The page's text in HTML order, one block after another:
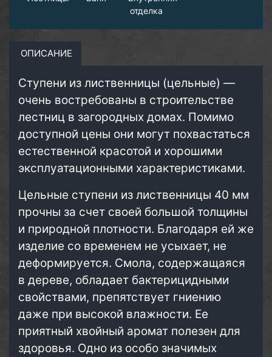
отделка
ОПИСАНИЕ
Ступени из лиственницы (цельные) —
очень востребованы в строительстве
лестниц в загородных домах. Помимо
доступной цены они могут похвастаться
естественной красотой и хорошими
эксплуатационными характеристиками.
Цельные ступени из лиственницы 40 мм
прочны за счет своей большой толщины
и природной плотности. Благодаря ей же
изделие со временем не усыхает, не
деформируется. Смола, содержащаяся
в дереве, обладает бактерицидными
свойствами, препятствует гниению
даже при высокой влажности. Ее
приятный хвойный аромат полезен для
здоровья. Одно из особо значимых